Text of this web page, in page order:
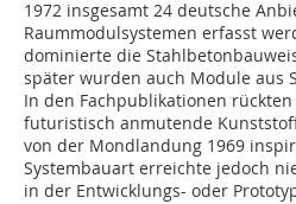
1972 insgesamt 24 deutsche
Raummodulsystemen erfasst
dominierte die
später wurden auch Module aus
In den Fachpublikationen
futuristisch anmutende
von der Mondlandung 1969
Systembauart erreichte jedoch
in der Entwicklungs- oder